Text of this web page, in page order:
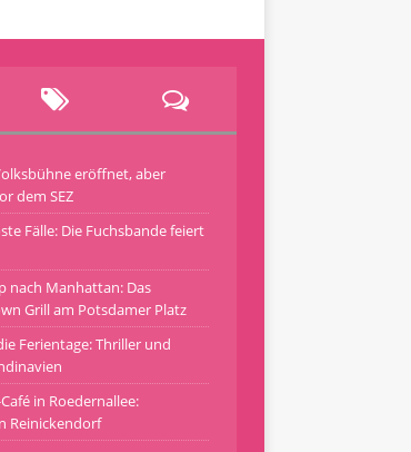
eröffnet, aber
dem SEZ
Fälle: Die Fuchsbande feiert
nach Manhattan: Das
Grill am Potsdamer Platz
Ferientage: Thriller und
in Roedernallee:
Reinickendorf